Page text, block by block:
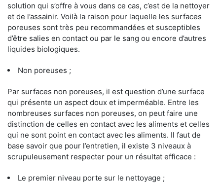
solution qui s’offre à vous dans ce cas, c’est de la nettoyer
et de l’assainir. Voilà la raison pour laquelle les surfaces
poreuses sont très peu recommandées et susceptibles
d’être salies en contact ou par le sang ou encore d’autres
liquides biologiques.
Non poreuses ;
Par surfaces non poreuses, il est question d’une surface
qui présente un aspect doux et imperméable. Entre les
nombreuses surfaces non poreuses, on peut faire une
distinction de celles en contact avec les aliments et celles
qui ne sont point en contact avec les aliments. Il faut de
base savoir que pour l’entretien, il existe 3 niveaux à
scrupuleusement respecter pour un résultat efficace :
Le premier niveau porte sur le nettoyage ;